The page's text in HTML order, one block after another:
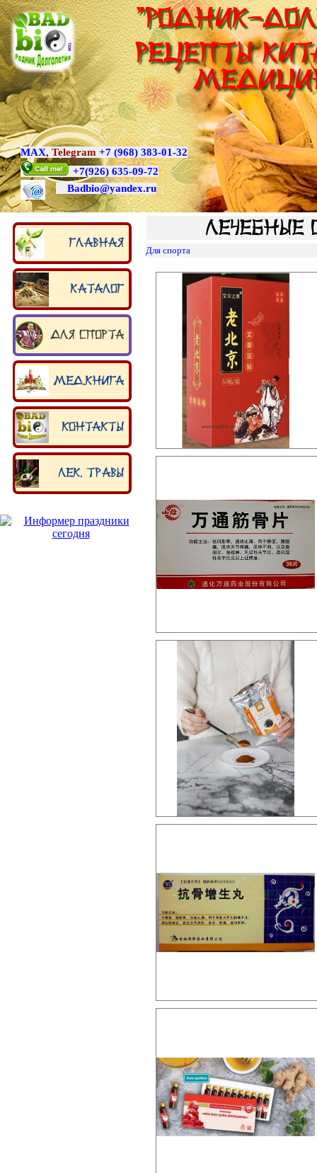
Рецепты
"Родник-
MAX, Telegram +7 (968) 383-01-32
+7(926) 635-09-72
Badbio@yandex.ru
Главная
Каталог
Для спорта
Мед.книга
Контакты
Лек. травы
Лечебные
Для спорта